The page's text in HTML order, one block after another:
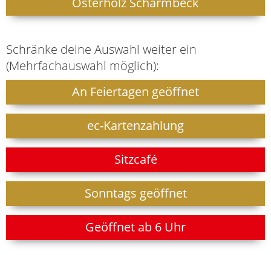
Schränke deine Auswahl weiter ein
(Mehrfachauswahl möglich):
An Feiertagen geöffnet
ec-Kartenzahlung
Sitzcafé
Sonntags geöffnet
Geöffnet ab 6 Uhr